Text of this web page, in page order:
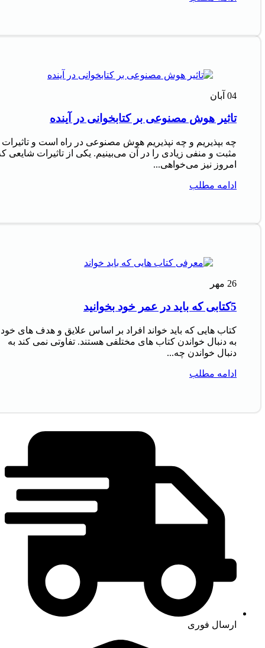
04 آبان
تاثیر هوش مصنوعی بر کتابخوانی در آینده
چه بپذیریم و چه نپذیریم هوش مصنوعی در راه است و تاثیرات
مثبت و منفی زیادی را در آن می‌بینیم. یکی از تاثیرات شایعی
امروز نیز می‌خواهی...
ادامه مطلب
26 مهر
5کتابی که باید در عمر خود بخوانید
کتاب‌ هایی که باید خواند افراد بر اساس علایق و هدف‌ های خود
به دنبال خواندن کتاب‌ های مختلفی هستند. تفاوتی نمی‌ کند به
دنبال خواندن چه...
ادامه مطلب
ارسال فوری